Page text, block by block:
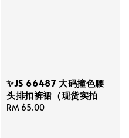
✨JS 66487 大码撞色腰
头排扣裤裙（现货实拍
Regular
RM 65.00